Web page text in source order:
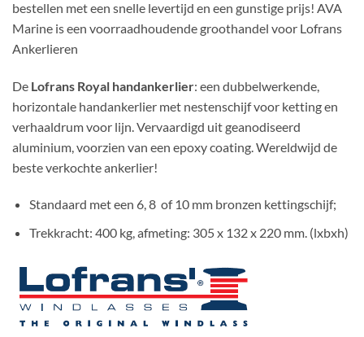
bestellen met een snelle levertijd en een gunstige prijs! AVA
Marine is een voorraadhoudende groothandel voor Lofrans
Ankerlieren
De Lofrans Royal handankerlier: een dubbelwerkende,
horizontale handankerlier met nestenschijf voor ketting en
verhaaldrum voor lijn. Vervaardigd uit geanodiseerd
aluminium, voorzien van een epoxy coating. Wereldwijd de
beste verkochte ankerlier!
Standaard met een 6, 8 of 10 mm bronzen kettingschijf;
Trekkracht: 400 kg, afmeting: 305 x 132 x 220 mm. (lxbxh)